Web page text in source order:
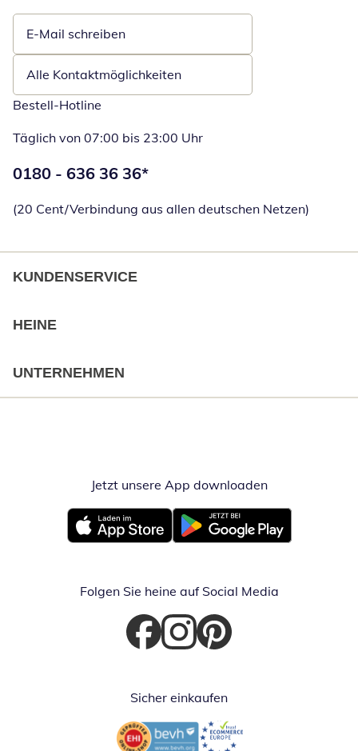
E-Mail schreiben
Öffnet E-Mail-Client
Alle Kontaktmöglichkeiten
Bestell-Hotline
Täglich von 07:00 bis 23:00 Uhr
Telefonnummer:
0180 - 636 36 36*
(20 Cent/Verbindung aus allen deutschen Netzen)
KUNDENSERVICE
HEINE
UNTERNEHMEN
Jetzt unsere App downloadenÖffnet in
Öffnet in neuem FensterÖffnet in neuem Fenster
Folgen Sie heine auf Social Media
Öffnet in neuem Fenster
Öffnet in neuem Fenster
Öffnet in neuem Fenster
Sicher einkaufen